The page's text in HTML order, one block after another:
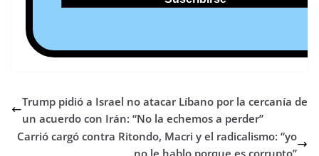
Trump pidió a Israel no atacar Líbano por la cercanía de
un acuerdo con Irán: “No la echemos a perder”
Carrió cargó contra Ritondo, Macri y el radicalismo: “yo
no le hablo porque es corrupto”